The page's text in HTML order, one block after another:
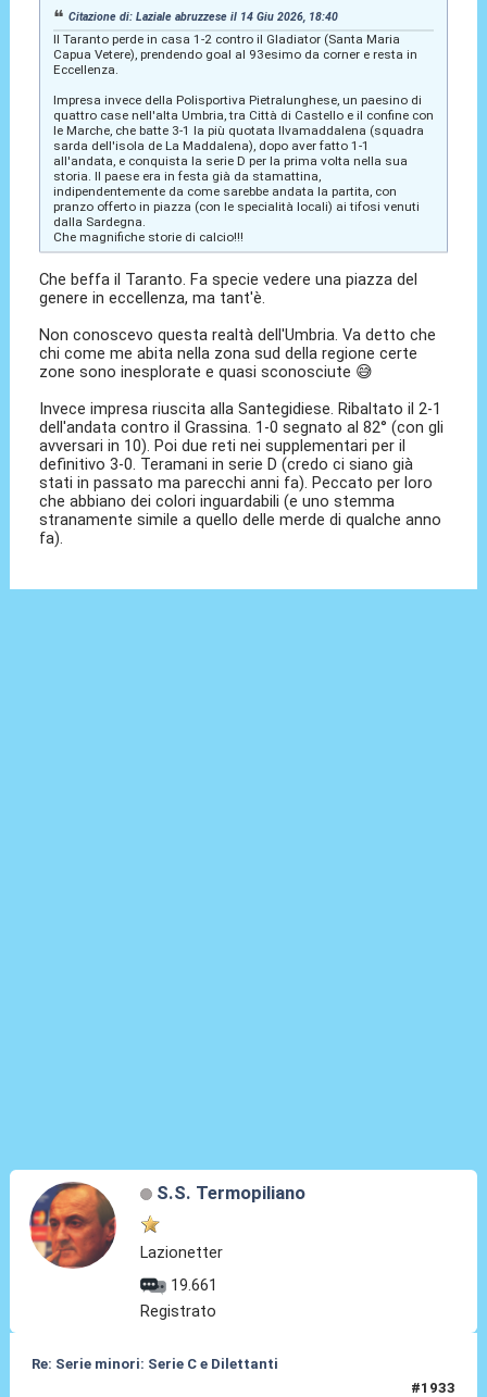
Citazione di: Laziale abruzzese il 14 Giu 2026, 18:40
Il Taranto perde in casa 1-2 contro il Gladiator (Santa Maria
Capua Vetere), prendendo goal al 93esimo da corner e resta in
Eccellenza.
Impresa invece della Polisportiva Pietralunghese, un paesino di
quattro case nell'alta Umbria, tra Città di Castello e il confine con
le Marche, che batte 3-1 la più quotata Ilvamaddalena (squadra
sarda dell'isola de La Maddalena), dopo aver fatto 1-1
all'andata, e conquista la serie D per la prima volta nella sua
storia. Il paese era in festa già da stamattina,
indipendentemente da come sarebbe andata la partita, con
pranzo offerto in piazza (con le specialità locali) ai tifosi venuti
dalla Sardegna.
Che magnifiche storie di calcio!!!
Che beffa il Taranto. Fa specie vedere una piazza del
genere in eccellenza, ma tant'è.
Non conoscevo questa realtà dell'Umbria. Va detto che
chi come me abita nella zona sud della regione certe
zone sono inesplorate e quasi sconosciute 😅
Invece impresa riuscita alla Santegidiese. Ribaltato il 2-1
dell'andata contro il Grassina. 1-0 segnato al 82° (con gli
avversari in 10). Poi due reti nei supplementari per il
definitivo 3-0. Teramani in serie D (credo ci siano già
stati in passato ma parecchi anni fa). Peccato per loro
che abbiano dei colori inguardabili (e uno stemma
stranamente simile a quello delle merde di qualche anno
fa).
S.S. Termopiliano
Lazionetter
19.661
Registrato
Re: Serie minori: Serie C e Dilettanti
#1933